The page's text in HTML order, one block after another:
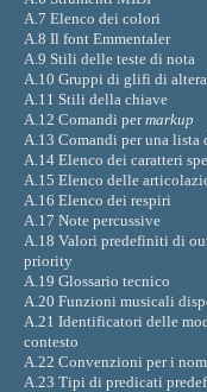
A.7 Elenco dei colori
A.8 Il font Emmentaler
A.9 Stili delle teste di nota
A.10 Gruppi di glifi di
A.11 Stili della chiave
A.12 Comandi permarkup
A.13 Comandi per una lista
A.14 Elenco dei caratteri
A.15 Elenco delle
A.16 Elenco dei respiri
A.17 Note percussive
A.18 Valori predefiniti di
priority
A.19 Glossario tecnico
A.20 Funzioni musicali
A.21 Identificatori delle
contesto
A.22 Convenzioni per i
A.23 Tipi di predicati